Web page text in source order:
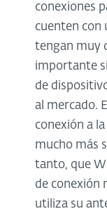
conexiones
cuenten con
tengan muy
importante
de
al mercado.
conexión a
mucho más
tanto, que
de conexión
utiliza su